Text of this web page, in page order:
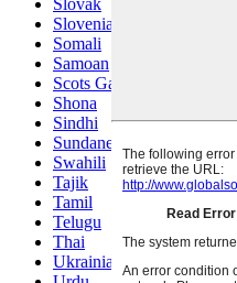
Slovenian
Somali
Samoan
Scots Gaelic
Shona
Sindhi
Sundanese
Swahili
Tajik
Tamil
Telugu
Thai
Ukrainian